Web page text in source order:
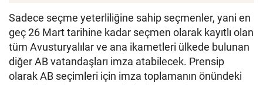
Sadece seçme yeterliliğine sahip seçmenler, yani en
geç 26 Mart tarihine kadar seçmen olarak kayıtlı olan
tüm Avusturyalılar ve ana ikametleri ülkede bulunan
diğer AB vatandaşları imza atabilecek. Prensip
olarak AB seçimleri için imza toplamanın önündeki